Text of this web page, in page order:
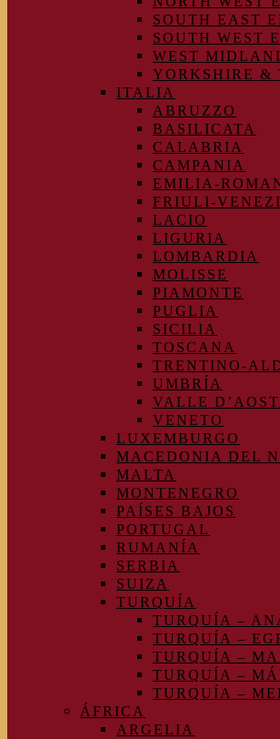
SOUTH EAST
SOUTH WEST
WEST
YORKSHIRE &
ITALIA
ABRUZZO
BASILICATA
CALABRIA
CAMPANIA
EMILIA-
FRIULI-
LACIO
LIGURIA
LOMBARDIA
MOLISSE
PIAMONTE
PUGLIA
SICILIA
TOSCANA
TRENTINO-
UMBRÍA
VALLE
VENETO
LUXEMBURGO
MACEDONIA DEL
MALTA
MONTENEGRO
PAÍSES BAJOS
PORTUGAL
RUMANÍA
SERBIA
SUIZA
TURQUÍA
TURQUÍA –
TURQUÍA –
TURQUÍA –
TURQUÍA –
TURQUÍA –
ÁFRICA
ARGELIA